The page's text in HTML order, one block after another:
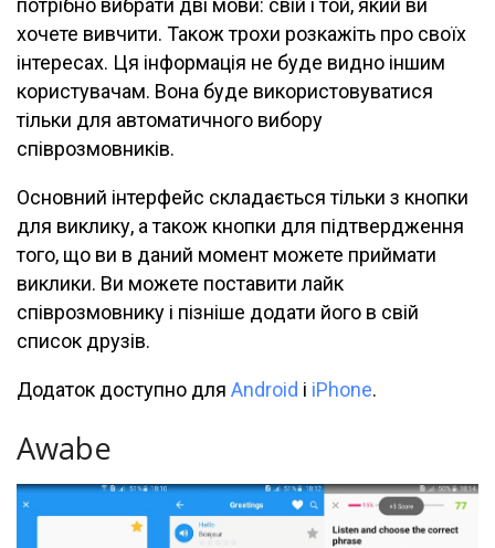
хочете вивчити. Також трохи розкажіть про своїх
інтересах. Ця інформація не буде видно іншим
користувачам. Вона буде використовуватися
тільки для автоматичного вибору
співрозмовників.
Основний інтерфейс складається тільки з кнопки
для виклику, а також кнопки для підтвердження
того, що ви в даний момент можете приймати
виклики. Ви можете поставити лайк
співрозмовнику і пізніше додати його в свій
список друзів.
Додаток доступно для Android і iPhone.
Awabe